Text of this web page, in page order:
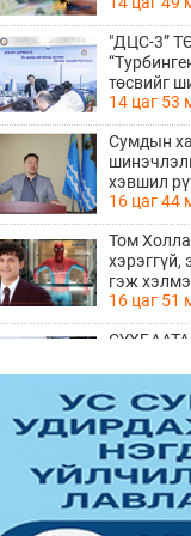
"ДЦС-3”
төсвийг
14 цаг 53
Сумдын
хэвшил
16 цаг 44
Том
хэрэггүй,
гэж
16 цаг 51
18 цаг 48
Ирэх 10
18 цаг 56